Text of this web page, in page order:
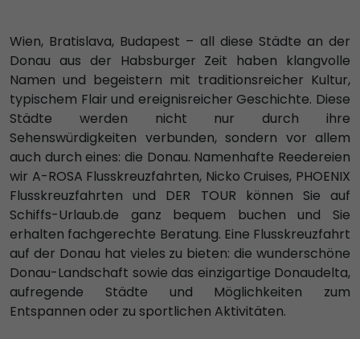
Wien, Bratislava, Budapest – all diese Städte an der
Donau aus der Habsburger Zeit haben klangvolle
Namen und begeistern mit traditionsreicher Kultur,
typischem Flair und ereignisreicher Geschichte. Diese
Städte werden nicht nur durch ihre
Sehenswürdigkeiten verbunden, sondern vor allem
auch durch eines: die Donau. Namenhafte Reedereien
wir A-ROSA Flusskreuzfahrten, Nicko Cruises, PHOENIX
Flusskreuzfahrten und DER TOUR können Sie auf
Schiffs-Urlaub.de ganz bequem buchen und Sie
erhalten fachgerechte Beratung. Eine Flusskreuzfahrt
auf der Donau hat vieles zu bieten: die wunderschöne
Donau-Landschaft sowie das einzigartige Donaudelta,
aufregende Städte und Möglichkeiten zum
Entspannen oder zu sportlichen Aktivitäten.